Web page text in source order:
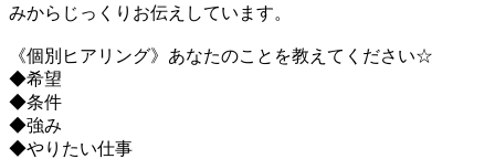
みからじっくりお伝えしています。
《個別ヒアリング》あなたのことを教えてください☆
◆希望
◆条件
◆強み
◆やりたい仕事